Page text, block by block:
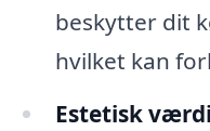
beskytter dit
hvilket kan
Estetisk